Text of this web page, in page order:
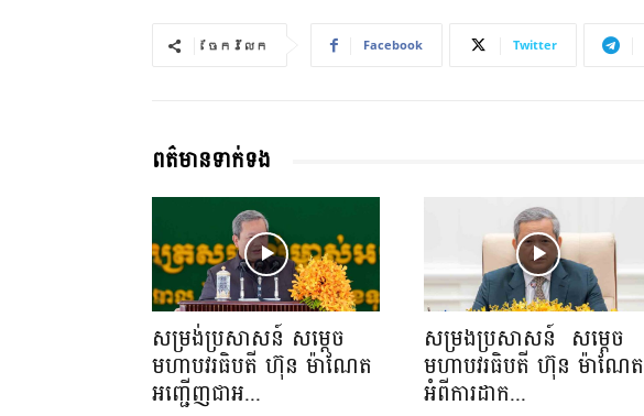
ចែករំលែក Facebook Twitter
ពត៌មានទាក់ទង
សម្រង់ប្រសាសន៍ សម្ដេច
មហាបវរធិបតី ហ៊ុន ម៉ាណែត
អញ្ជើញជាអ...
សម្រងប្រសាសន៍ សម្ដេច
មហាបវរធិបតី ហ៊ុន ម៉ាណែត
អំពីការដាក...